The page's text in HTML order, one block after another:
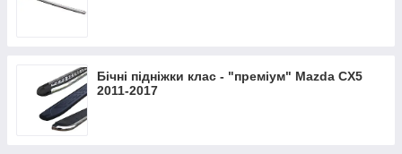
Бічні підніжки клас - "преміум" Mazda CX5
2011-2017